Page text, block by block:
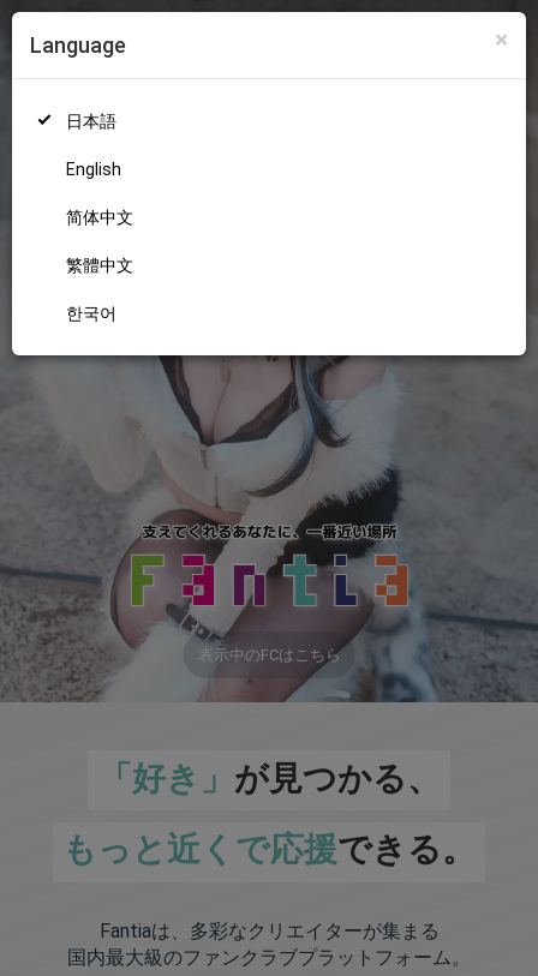
×
Language
日本語
English
简体中文
繁體中文
한국어
18+
表示中のFCはこちら
「好き」 が見つかる、
もっと近くで応援できる。
Fantiaは、多彩なクリエイターが集まる
国内最大級のファンクラブプラットフォーム。